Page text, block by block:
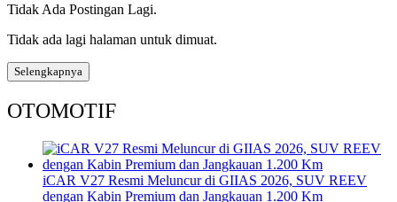
Tidak Ada Postingan Lagi.
Tidak ada lagi halaman untuk dimuat.
Selengkapnya
OTOMOTIF
iCAR V27 Resmi Meluncur di GIIAS 2026, SUV REEV
dengan Kabin Premium dan Jangkauan 1.200 Km